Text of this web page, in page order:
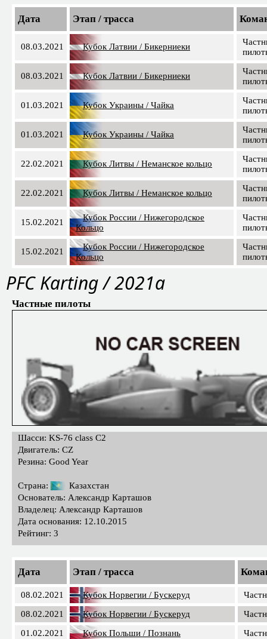
Дата Этап / трасса
08.03.2021 Кубок Латвии / Бикерниеки
08.03.2021 Кубок Латвии / Бикерниеки
01.03.2021 Кубок Украины / Чайка
01.03.2021 Кубок Украины / Чайка
22.02.2021 Кубок Литвы / Неманское кольцо
22.02.2021 Кубок Литвы / Неманское кольцо
15.02.2021
Кубок России / Нижегородское
Кольцо
15.02.2021
Кубок России / Нижегородское
Кольцо
PFС Karting / 2021a
Частные пилоты
Шасси: KS-76 class C2
Двигатель: CZ
Резина: Good Year
Страна:
Казахстан
Основатель: Александр Карташов
Владелец: Александр Карташов
Дата основания: 12.10.2015
Рейтинг: 3
Дата Этап / трасса
08.02.2021 Кубок Норвегии / Бускеруд
08.02.2021
Кубок Норвегии / Бускеруд
01.02.2021
Кубок Польши / Познань